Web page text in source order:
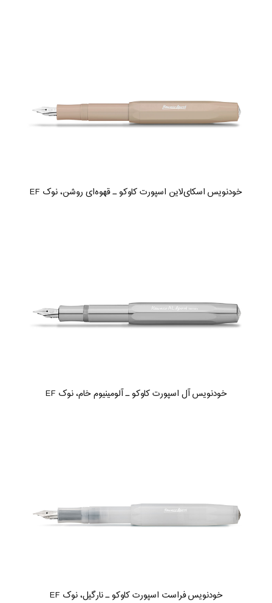
خودنویس اسکای‌لاین اسپورت کاوکو ـ قهوه‌ای روشن، نوک EF
خودنویس آل اسپورت کاوکو ـ آلومینیوم خام، نوک EF
خودنویس فراست اسپورت کاوکو ـ نارگیل، نوک EF